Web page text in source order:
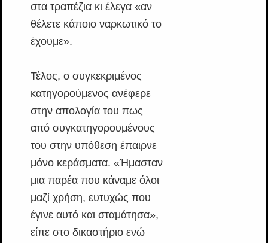
στα τραπέζια κι έλεγα «αν
θέλετε κάποιο ναρκωτικό το
έχουμε».
Τέλος, ο συγκεκριμένος
κατηγορούμενος ανέφερε
στην απολογία του πως
από συγκατηγορουμένους
του στην υπόθεση έπαιρνε
μόνο κεράσματα. «Ήμασταν
μια παρέα που κάναμε όλοι
μαζί χρήση, ευτυχώς που
έγινε αυτό και σταμάτησα»,
είπε στο δικαστήριο ενώ